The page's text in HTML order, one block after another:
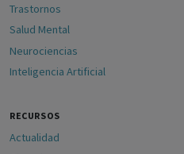
Trastornos
Salud Mental
Neurociencias
Inteligencia Artificial
RECURSOS
Actualidad